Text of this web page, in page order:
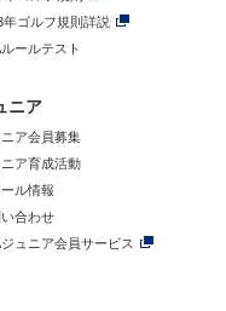
年ゴルフ規則詳説
ールテスト
ニア
ア会員募集
ア育成活動
ル情報
合わせ
ュニア会員サービス